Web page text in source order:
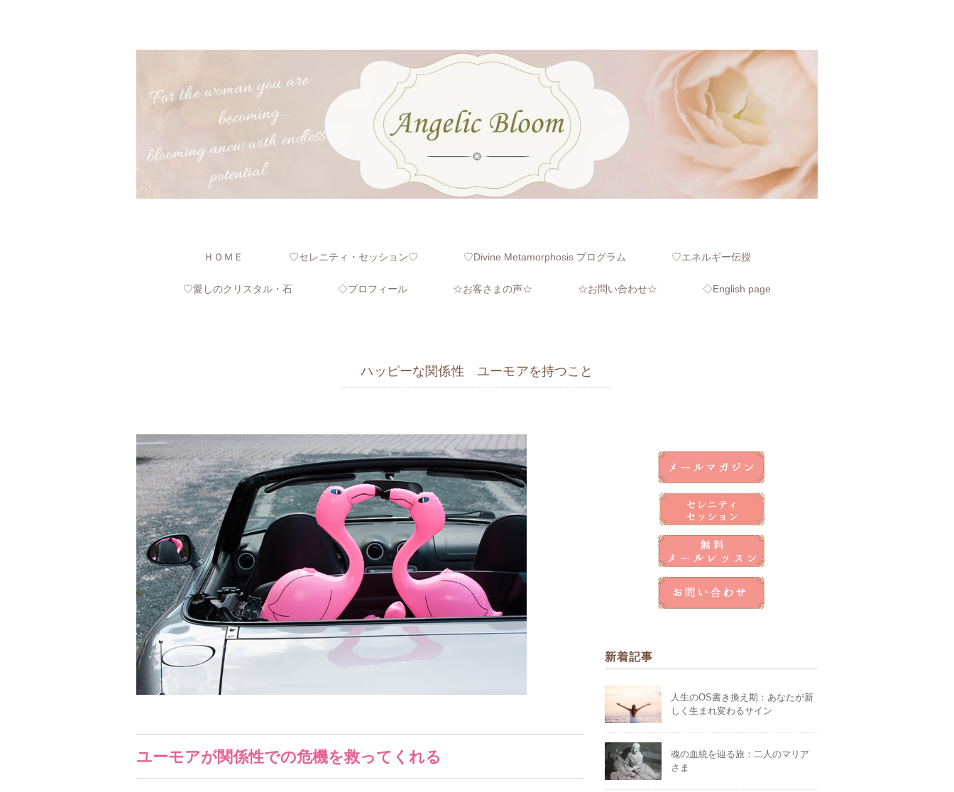
ＨＯＭＥ ♡セレニティ・セッション♡ ♡Divine Metamorphosis プログラム ♡エネルギー伝授
♡愛しのクリスタル・石 ◇プロフィール ☆お客さまの声☆ ☆お問い合わせ☆ ◇English page
ハッピーな関係性 ユーモアを持つこと
ユーモアが関係性での危機を救ってくれる
新着記事
人生のOS書き換え期：あなたが新
しく生まれ変わるサイン
魂の血統を辿る旅：二人のマリア
さま